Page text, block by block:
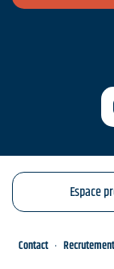
Espace
Contact Recrutement